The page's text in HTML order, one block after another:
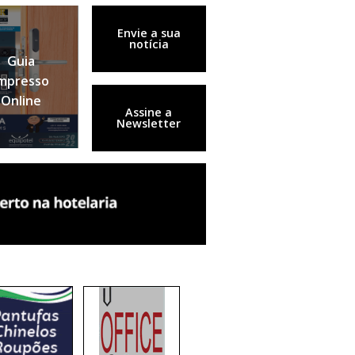
Guia
Online
Envie a sua
notícia
Assine a
Newsletter